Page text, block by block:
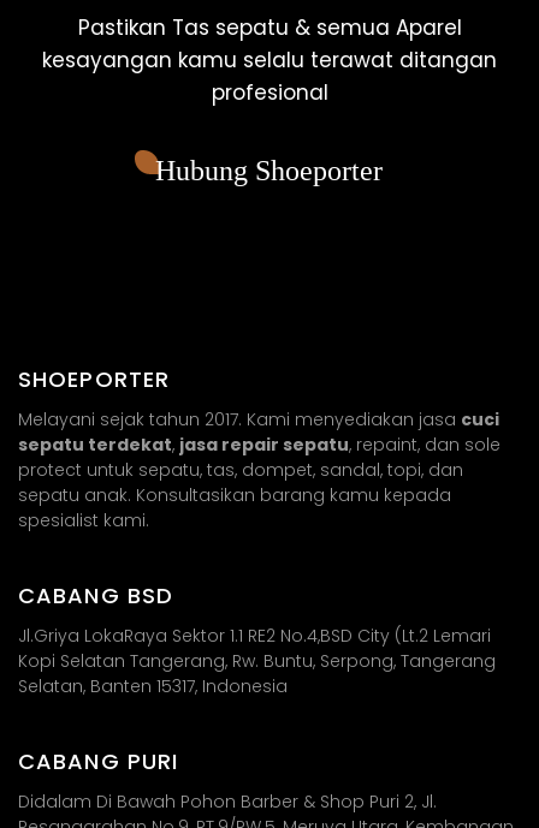
Pastikan Tas sepatu & semua Aparel
kesayangan kamu selalu terawat ditangan
profesional
Hubung Shoeporter
SHOEPORTER
Melayani sejak tahun 2017. Kami menyediakan jasa cuci
sepatu terdekat, jasa repair sepatu, repaint, dan sole
protect untuk sepatu, tas, dompet, sandal, topi, dan
sepatu anak. Konsultasikan barang kamu kepada
spesialist kami.
CABANG BSD
Jl.Griya LokaRaya Sektor 1.1 RE2 No.4,BSD City (Lt.2 Lemari
Kopi Selatan Tangerang, Rw. Buntu, Serpong, Tangerang
Selatan, Banten 15317, Indonesia
CABANG PURI
Didalam Di Bawah Pohon Barber & Shop Puri 2, Jl.